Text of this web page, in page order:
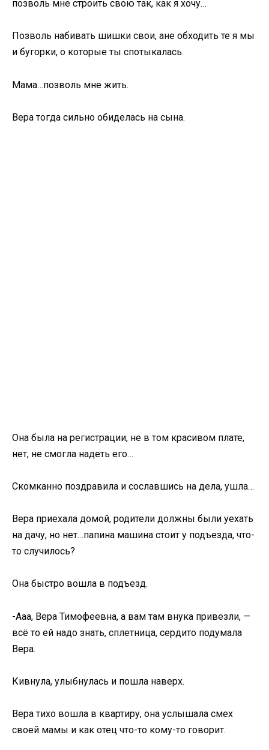
позволь мне строить свою так, как я хочу…
Позволь набивать шишки свои, ане обходить те я мы
и бугорки, о которые ты спотыкалась.
Мама…позволь мне жить.
Вера тогда сильно обиделась на сына.
Она была на регистрации, не в том красивом плате,
нет, не смогла надеть его…
Скомканно поздравила и сославшись на дела, ушла…
Вера приехала домой, родители должны были уехать
на дачу, но нет…папина машина стоит у подъезда, что-
то случилось?
Она быстро вошла в подъезд.
-Ааа, Вера Тимофеевна, а вам там внука привезли, —
всё то ей надо знать, сплетница, сердито подумала
Вера.
Кивнула, улыбнулась и пошла наверх.
Вера тихо вошла в квартиру, она услышала смех
своей мамы и как отец что-то кому-то говорит.